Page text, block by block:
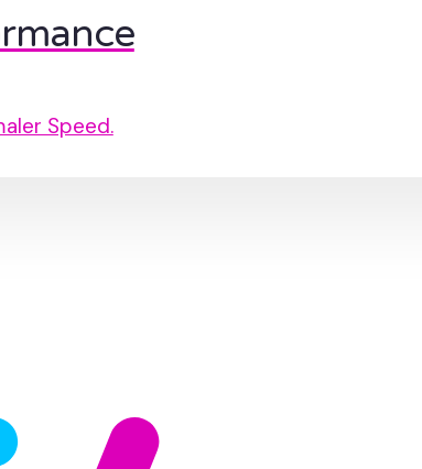
Speed.